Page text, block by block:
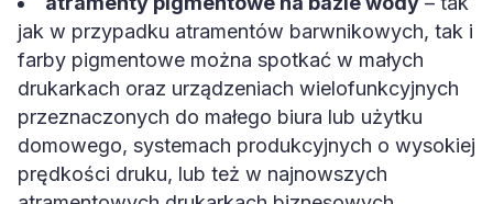
jak w przypadku atramentów barwnikowych, tak i
farby pigmentowe można spotkać w małych
drukarkach oraz urządzeniach wielofunkcyjnych
przeznaczonych do małego biura lub użytku
domowego, systemach produkcyjnych o wysokiej
prędkości druku, lub też w najnowszych